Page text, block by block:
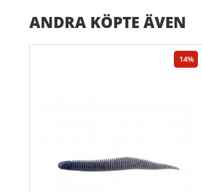
ANDRA KÖPTE ÄVEN
14